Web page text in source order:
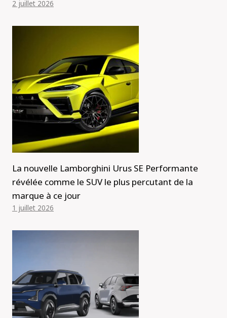
2 juillet 2026
La nouvelle Lamborghini Urus SE Performante
révélée comme le SUV le plus percutant de la
marque à ce jour
1 juillet 2026